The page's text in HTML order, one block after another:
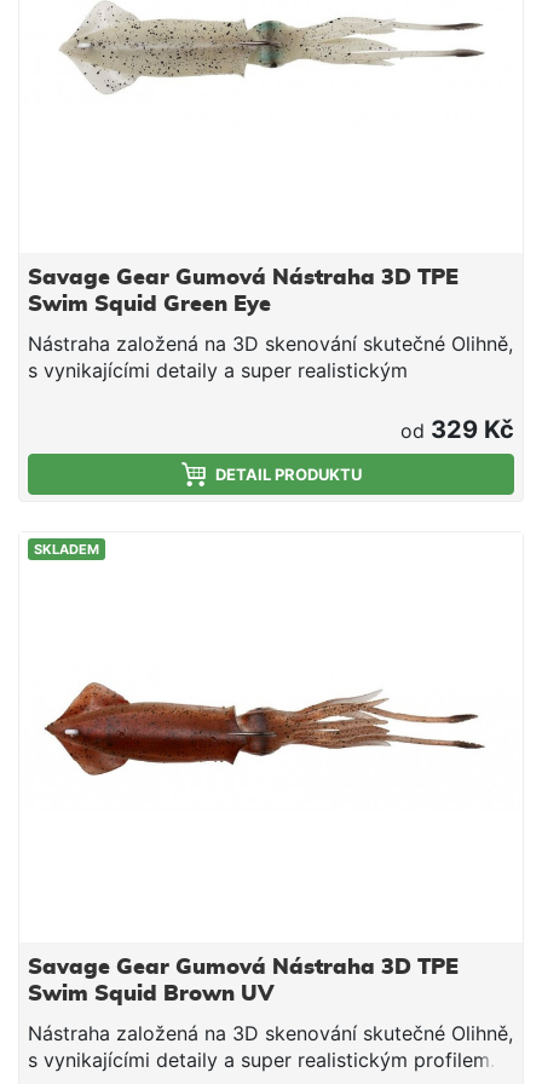
Savage Gear Gumová Nástraha 3D TPE
Swim Squid Green Eye
Nástraha založená na 3D skenování skutečné Olihně,
s vynikajícími detaily a super realistickým
oliheň a dráždí nejrůznější dravce k tomu, aby ji
sežraly. Swim Squid může být použita mnoha
způsoby, klasické vláčení, pomalý jigging nebo
skenované detailyNástraha tvořena 2 unikátními
od 329 Kč
DETAIL PRODUKTU
SKLADEM
Savage Gear Gumová Nástraha 3D TPE
Swim Squid Brown UV
Nástraha založená na 3D skenování skutečné Olihně,
s vynikajícími detaily a super realistickým profilem.